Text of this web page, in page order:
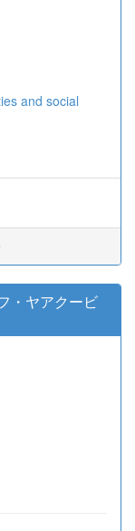
and social
・ヤアクービ